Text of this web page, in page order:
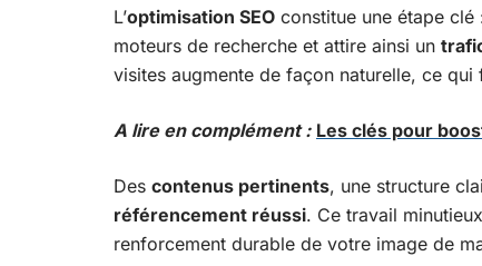
L’optimisation SEO constitue une étape clé
moteurs de recherche et attire ainsi un
visites augmente de façon naturelle, ce
A lire en complément : Les clés pour
Des contenus pertinents, une structure
référencement réussi. Ce travail
renforcement durable de votre image de